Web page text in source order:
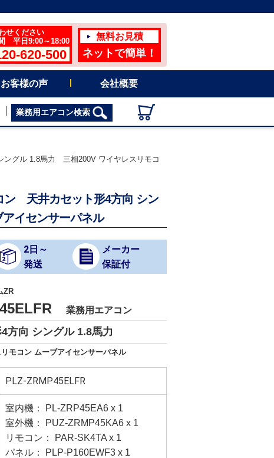
せください
平日9:00～18:00
620-500
無料お見積
ネットで簡単！
お客様の声 会社概要
業務用エアコン検索
グル 1.8馬力 三相200V ワイヤレスリモコ
天井カセット形4方向 シン
イセンサーパネル
2日～
発送
メーカー
保証付
ZR
業務用エアコン
方向 シングル 1.8馬力
モコン ムーブアイセンサーパネル
PLZ-ZRMP45ELFR
室内機： PL-ZRP45EA6 x 1
室外機： PUZ-ZRMP45KA6 x 1
リモコン： PAR-SK4TA x 1
パネル： PLP-P160EWF3 x 1